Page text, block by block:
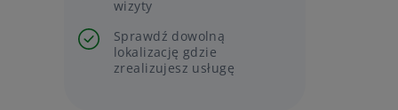
wizyty
Sprawdź dowolną
lokalizację gdzie
zrealizujesz usługę